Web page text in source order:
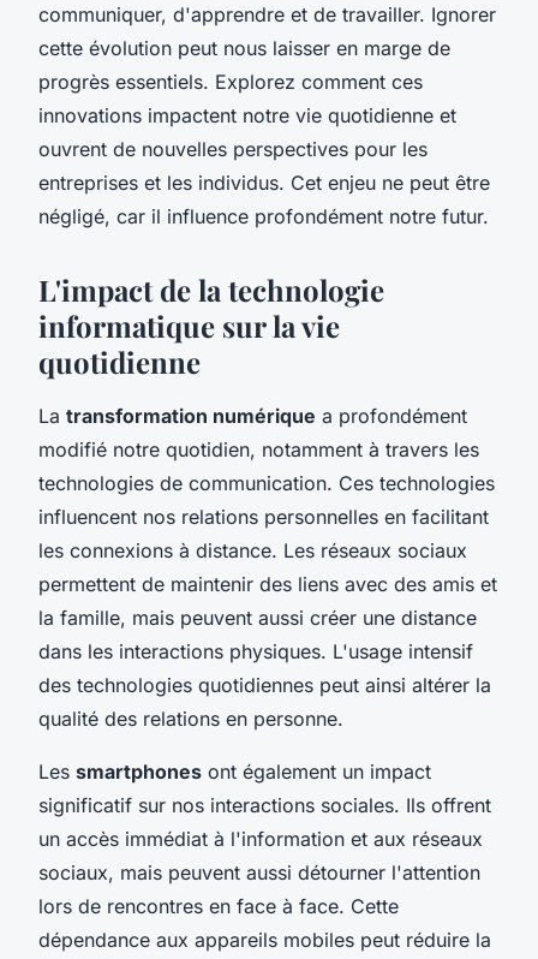
communiquer, d'apprendre et de travailler. Ignorer
cette évolution peut nous laisser en marge de
progrès essentiels. Explorez comment ces
innovations impactent notre vie quotidienne et
ouvrent de nouvelles perspectives pour les
entreprises et les individus. Cet enjeu ne peut être
négligé, car il influence profondément notre futur.
L'impact de la technologie
informatique sur la vie
quotidienne
La transformation numérique a profondément
modifié notre quotidien, notamment à travers les
technologies de communication. Ces technologies
influencent nos relations personnelles en facilitant
les connexions à distance. Les réseaux sociaux
permettent de maintenir des liens avec des amis et
la famille, mais peuvent aussi créer une distance
dans les interactions physiques. L'usage intensif
des technologies quotidiennes peut ainsi altérer la
qualité des relations en personne.
Les smartphones ont également un impact
significatif sur nos interactions sociales. Ils offrent
un accès immédiat à l'information et aux réseaux
sociaux, mais peuvent aussi détourner l'attention
lors de rencontres en face à face. Cette
dépendance aux appareils mobiles peut réduire la